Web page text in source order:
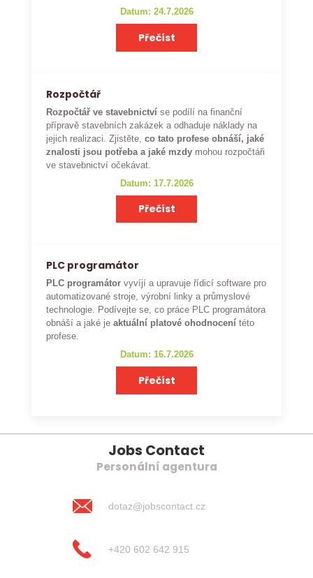
Datum: 24.7.2026
Přečíst
Rozpočtář
Rozpočtář ve stavebnictví se podílí na finanční
přípravě stavebních zakázek a odhaduje náklady na
jejich realizaci. Zjistěte,co tato profese obnáší, jaké
znalosti jsou potřeba a jaké mzdy mohou rozpočtáři
ve stavebnictví očekávat.
Datum: 17.7.2026
Přečíst
PLC programátor
PLC programátor vyvíjí a upravuje řídicí software pro
automatizované stroje, výrobní linky a průmyslové
technologie. Podívejte se, co práce PLC programátora
obnáší a jaké je aktuální platové ohodnocení této
profese.
Datum: 16.7.2026
Přečíst
Jobs Contact
Personální agentura
dotaz@jobscontact.cz
+420 602 642 915